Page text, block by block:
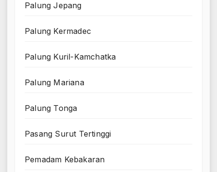
Palung Jepang
Palung Kermadec
Palung Kuril-Kamchatka
Palung Mariana
Palung Tonga
Pasang Surut Tertinggi
Pemadam Kebakaran